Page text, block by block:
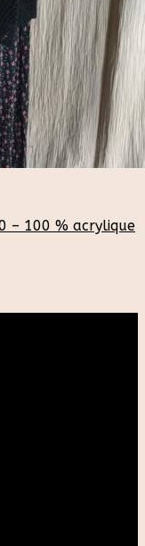
– 100 % acrylique